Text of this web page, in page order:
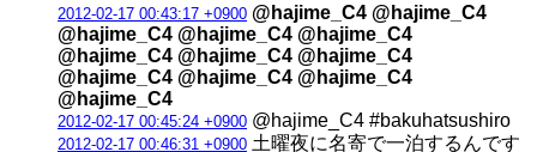
2012-02-17 00:43:17 +0900 @hajime_C4 @hajime_C4
@hajime_C4 @hajime_C4 @hajime_C4
@hajime_C4 @hajime_C4 @hajime_C4
@hajime_C4 @hajime_C4 @hajime_C4
@hajime_C4
2012-02-17 00:45:24 +0900 @hajime_C4 #bakuhatsushiro
2012-02-17 00:46:31 +0900 土曜夜に名寄で一泊するんです